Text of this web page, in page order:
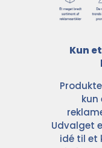
Kun
kun
Udvalget
idé til et